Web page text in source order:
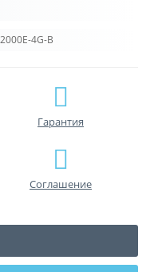
4G-B
Гарантия
Соглашение